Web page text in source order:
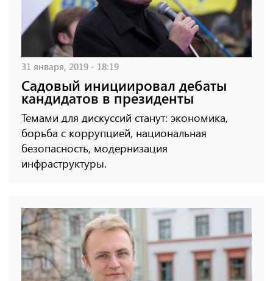
31 января, 2019 - 18:19
Садовый инициировал дебаты
кандидатов в президенты
Темами для дискуссий станут: экономика,
борьба с коррупцией, национальная
безопасность, модернизация
инфраструктуры.